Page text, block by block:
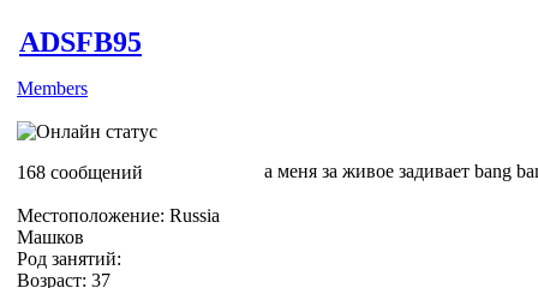
ADSFB95
Members
168 сообщений
Местоположение: Russia
Машков
Род занятий:
Возраст: 37
а меня за живое задивает bang